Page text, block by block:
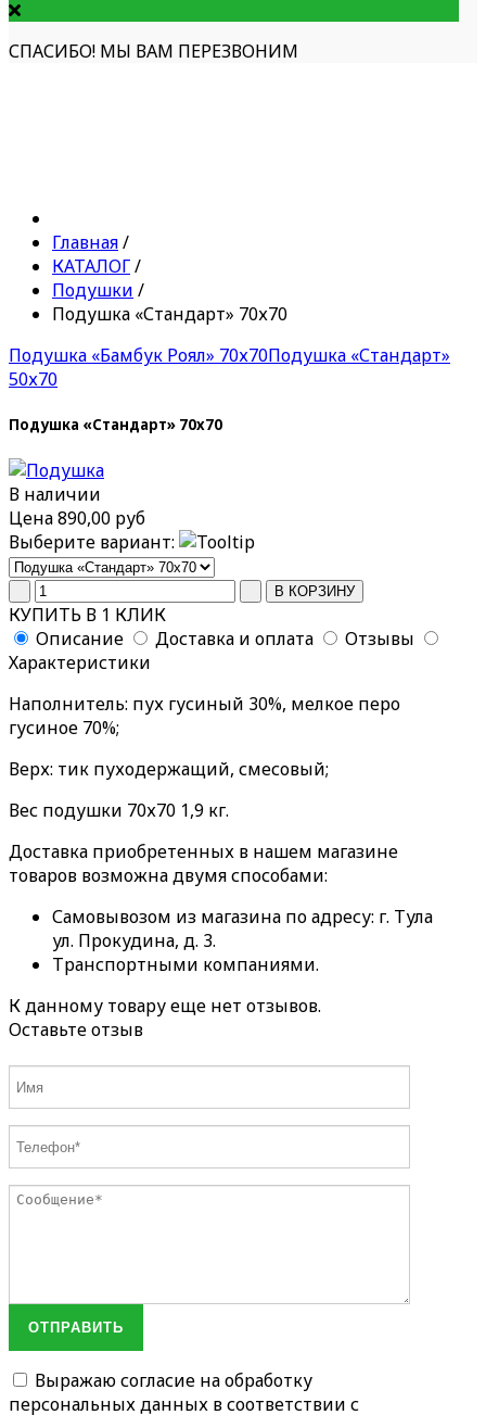
СПАСИБО! МЫ ВАМ ПЕРЕЗВОНИМ
Главная/
КАТАЛОГ/
Подушки /
Подушка «Стандарт» 70х70
Подушка «Бамбук Роял» 70х70Подушка «Стандарт»
50х70
Подушка «Стандарт» 70х70
В наличии
Цена890,00 руб
Выберите вариант:
КУПИТЬ В 1 КЛИК
Описание
Доставка и оплата
Отзывы
Характеристики
Наполнитель: пух гусиный 30%, мелкое перо
гусиное 70%;
Верх: тик пуходержащий, смесовый;
Вес подушки 70х70 1,9 кг.
Доставка приобретенных в нашем магазине
товаров возможна двумя способами:
Самовывозом из магазина по адресу: г. Тула
ул. Прокудина, д. 3.
Транспортными компаниями.
К данному товару еще нет отзывов.
Оставьте отзыв
ОТПРАВИТЬ
Выражаю согласие на обработку
персональных данных в соответствии с